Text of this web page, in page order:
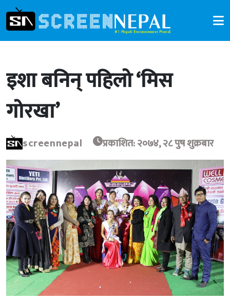
इशा बनिन् पहिलो ‘मिस
गोरखा’
screennepal प्रकाशित: २०७४, २८ पुष शुक्रबार